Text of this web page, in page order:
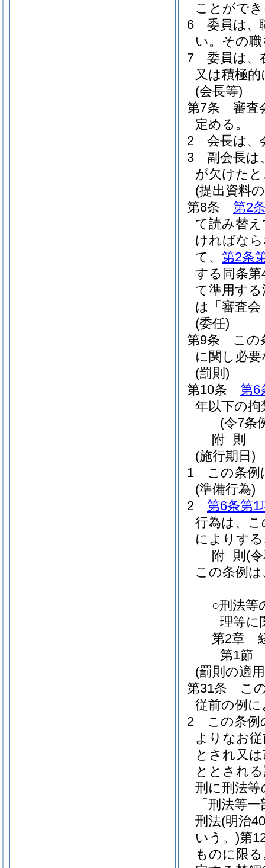
ことがで
6
委員は、
い。 その
7
委員は、
又は積極
(会長等)
第7条
審査
定める。
2
会長は、
3
副会長は
が欠けた
(提出資料
第8条
第2
て読み替
ければな
て、 第2条
する同条
て準用す
は「審査
(委任)
第9条
この
に関し必
(罰則)
第10条
第6
年以下の
(令7条
附 則
(施行期日)
1
この条例
(準備行為)
2
第6条第1
行為は、
によりす
附 則 (
この条例
○刑法等
理等に
第2章
第1節
(罰則の適
第31条
こ
従前の例
2
この条例
よりなお
とされ又
ととされ
刑に刑法
「刑法等
刑法(明治
いう。)第
ものに限